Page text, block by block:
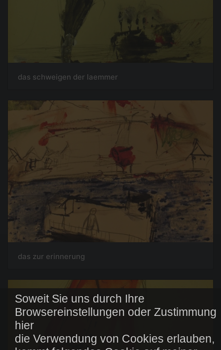
Soweit Sie uns durch Ihre
Browsereinstellungen oder Zustimmung
hier
die Verwendung von Cookies erlauben,
das schweigen der laemmer
das zur erinnerung